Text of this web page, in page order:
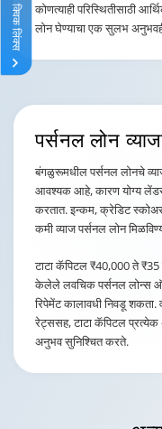
कोणत्याही परिस्थितीसाठी
लोन घेण्याचा एक सुलभ
पर्सनल लोन
बंगळुरूमधील पर्सनल लोनचे
आवश्यक आहे, कारण योग्य
करतात. इन्कम, क्रेडिट
कमी व्याज पर्सनल लोन
टाटा कॅपिटल ₹40,000 ते ₹35
केलेले लवचिक पर्सनल लोन्स
रिपेमेंट कालावधी निवडू शकता.
रेट्ससह, टाटा कॅपिटल प्रत्येक
अनुभव सुनिश्चित करते.
क्विक लिंक्स